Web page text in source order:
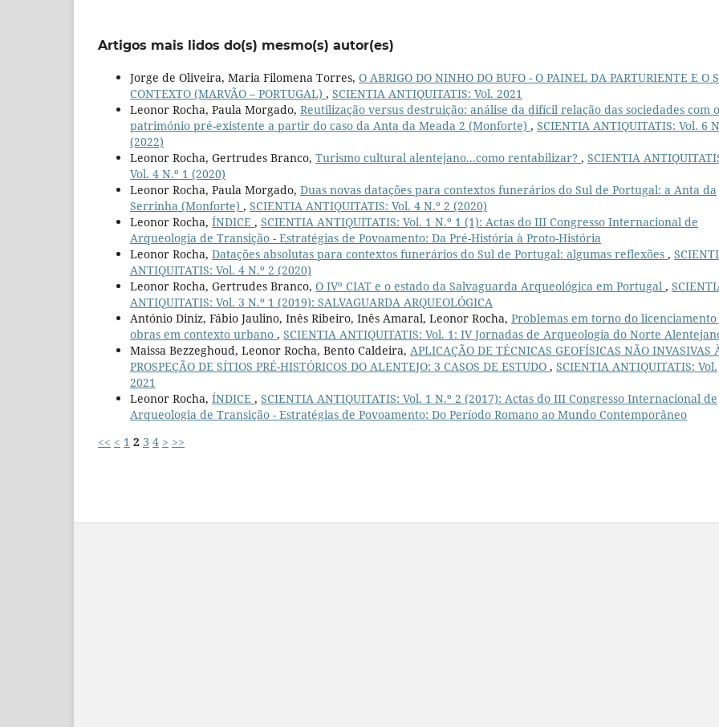
Artigos mais lidos do(s) mesmo(s) autor(es)
Jorge de Oliveira, Maria Filomena Torres, O ABRIGO DO NINHO DO BUFO - O PAINEL DA PARTURIENTE E O
CONTEXTO (MARVÃO – PORTUGAL) , SCIENTIA ANTIQUITATIS: Vol. 2021
Leonor Rocha, Paula Morgado, Reutilização versus destruição: análise da difícil relação das sociedades com o
património pré-existente a partir do caso da Anta da Meada 2 (Monforte) , SCIENTIA ANTIQUITATIS: Vol. 6
(2022)
Leonor Rocha, Gertrudes Branco, Turismo cultural alentejano...como rentabilizar? , SCIENTIA
Vol. 4 N.º 1 (2020)
Leonor Rocha, Paula Morgado, Duas novas datações para contextos funerários do Sul de Portugal: a Anta da
Serrinha (Monforte) , SCIENTIA ANTIQUITATIS: Vol. 4 N.º 2 (2020)
Leonor Rocha, ÍNDICE , SCIENTIA ANTIQUITATIS: Vol. 1 N.º 1 (1): Actas do III Congresso Internacional de
Arqueologia de Transição - Estratégias de Povoamento: Da Pré-História à Proto-História
Leonor Rocha, Datações absolutas para contextos funerários do Sul de Portugal: algumas reflexões ,
ANTIQUITATIS: Vol. 4 N.º 2 (2020)
Leonor Rocha, Gertrudes Branco, O IVº CIAT e o estado da Salvaguarda Arqueológica em Portugal ,
ANTIQUITATIS: Vol. 3 N.º 1 (2019): SALVAGUARDA ARQUEOLÓGICA
António Diniz, Fábio Jaulino, Inês Ribeiro, Inês Amaral, Leonor Rocha, Problemas em torno do
obras em contexto urbano , SCIENTIA ANTIQUITATIS: Vol. 1: IV Jornadas de Arqueologia do Norte
Maissa Bezzeghoud, Leonor Rocha, Bento Caldeira, APLICAÇÃO DE TÉCNICAS GEOFÍSICAS NÃO INVASIVAS
PROSPEÇÃO DE SÍTIOS PRÉ-HISTÓRICOS DO ALENTEJO: 3 CASOS DE ESTUDO , SCIENTIA ANTIQUITATIS: Vol.
2021
Leonor Rocha, ÍNDICE , SCIENTIA ANTIQUITATIS: Vol. 1 N.º 2 (2017): Actas do III Congresso Internacional de
Arqueologia de Transição - Estratégias de Povoamento: Do Período Romano ao Mundo Contemporâneo
<< < 1 2 3 4 > >>